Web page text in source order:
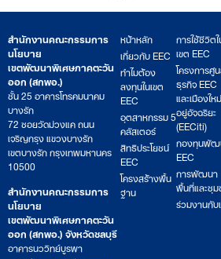
สำนักงานคณะกรรมการ
นโยบาย
เขตพัฒนาพิเศษภาคตะวัน
ออก (สกพอ.)
ชั้น 25 อาคารโทรคมนาคม
บางรัก
72 ซอยวัดม่วงแค ถนน
เจริญกรุง แขวงบางรัก
เขตบางรัก กรุงเทพมหานคร
10500
สำนักงานคณะกรรมการ
นโยบาย
เขตพัฒนาพิเศษภาคตะวัน
ออก (สกพอ.) จังหวัดชลบุรี
อาคารนววิทย์บูรพา
หน้าหลัก
เกี่ยวกับ EEC
ทำไมต้อง
ลงทุนในเขต
EEC
อุตสาหกรรม 5
คลัสเตอร์
สิทธิประโยชน์
EEC
โครงสร้างพื้น
ฐาน
การใช้ชีวิต
เขต EEC
โครงการศู
ธุรกิจ EEC
และเมืองใ
อยู่อัจฉริยะ
(EECiti)
กองทุนพั
EEC
การพัฒนา
พื้นที่และชุ
ร่วมงานกับ